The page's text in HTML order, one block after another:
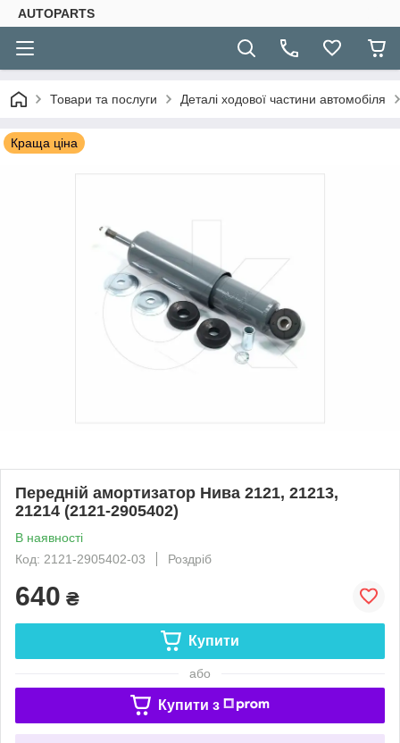
AUTOPARTS
Товари та послуги Деталі ходової частини автомобіля
Краща ціна
Передній амортизатор Нива 2121, 21213,
21214 (2121-2905402)
В наявності
Код: 2121-2905402-03
Роздріб
640 ₴
Купити
або
Купити з